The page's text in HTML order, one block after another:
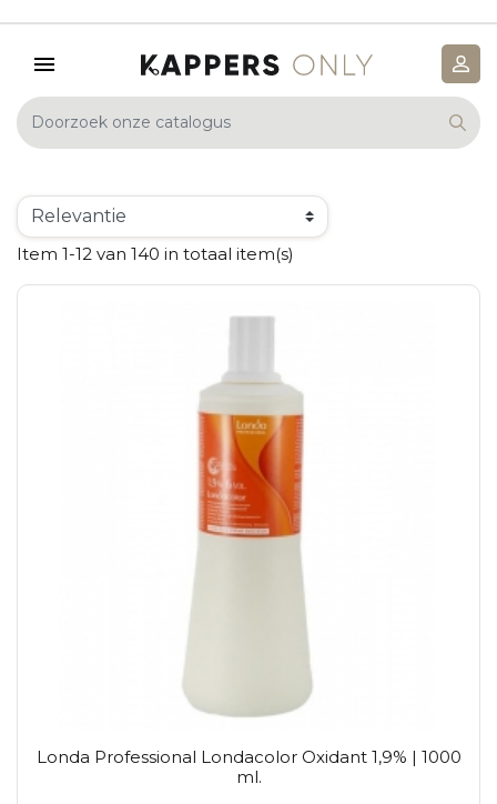
Item 1-12 van 140 in totaal item(s)
Londa Professional Londacolor Oxidant 1,9% | 1000
ml.